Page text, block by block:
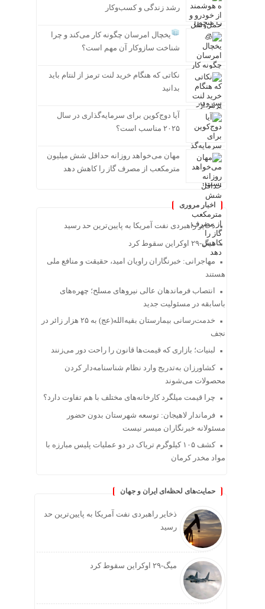
رشد زندگی و کسب‌وکار
یخچال امرسان چگونه کار می‌کند و چرا
شناخت سازوکار آن مهم است؟
نکاتی که هنگام خرید لنت ترمز از لنتام باید
بدانید
آیا دوج‌کوین برای سرمایه‌گذاری در سال
۲۰۲۵ مناسب است؟
مهان می‌خواهد روزانه حداقل شش میلیون
مترمکعب از مصرف گاز را کاهش دهد
اخبار مروری
ذخایر راهبردی نفت آمریکا به پایین‌ترین حد رسید
میگ-۲۹ اوکراین سقوط کرد
مهاجرانی: خبرنگاران راویان امید، حقیقت و منافع ملی
هستند
انتصاب فرماندهان عالی‌ نیروهای مسلح؛ چهره‌های
باسابقه در مسئولیت‌ جدید
خدمت‌رسانی بیمارستان بقیه‌الله(عج) به ۲۵ هزار زائر در
نجف
لبنیات؛ بازاری که قیمت‌ها قانون را راحت دور می‌زنند
کشاورزان به‌تدریج وارد نظام شناسنامه‌دار کردن
محصولات می‌شوند
چرا قیمت میلگرد کارخانه‌های مختلف با هم تفاوت دارد؟
فرماندار لاهیجان: توسعه شهرستان بدون حضور
مسئولانه خبرنگاران میسر نیست
کشف ۱۰۵ کیلوگرم تریاک در دو عملیات پلیس مبارزه با
مواد مخدر کرمان
حمایت‌های لحظه‌ای ایران و جهان
ذخایر راهبردی نفت آمریکا به پایین‌ترین حد
رسید
میگ-۲۹ اوکراین سقوط کرد